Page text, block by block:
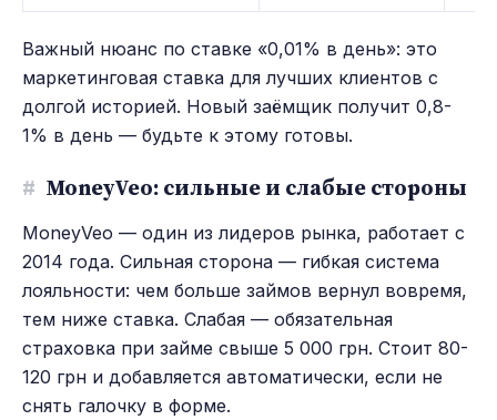
Важный нюанс по ставке «0,01% в день»: это
маркетинговая ставка для лучших клиентов с
долгой историей. Новый заёмщик получит 0,8-
1% в день — будьте к этому готовы.
# MoneyVeo: сильные и слабые стороны
MoneyVeo — один из лидеров рынка, работает с
2014 года. Сильная сторона — гибкая система
лояльности: чем больше займов вернул вовремя,
тем ниже ставка. Слабая — обязательная
страховка при займе свыше 5 000 грн. Стоит 80-
120 грн и добавляется автоматически, если не
снять галочку в форме.